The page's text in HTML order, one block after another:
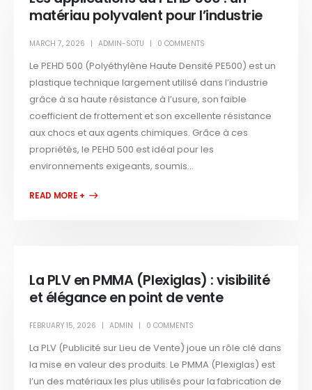
matériau polyvalent pour l’industrie
MARCH 7, 2026 ADMIN-SOTU 0 COMMENTS
Le PEHD 500 (Polyéthylène Haute Densité PE500) est un
plastique technique largement utilisé dans l’industrie
grâce à sa haute résistance à l’usure, son faible
coefficient de frottement et son excellente résistance
aux chocs et aux agents chimiques. Grâce à ces
propriétés, le PEHD 500 est idéal pour les
environnements exigeants, soumis...
READ MORE +
La PLV en PMMA (Plexiglas) : visibilité
et élégance en point de vente
FEBRUARY 15, 2026 ADMIN 0 COMMENTS
La PLV (Publicité sur Lieu de Vente) joue un rôle clé dans
la mise en valeur des produits. Le PMMA (Plexiglas) est
l’un des matériaux les plus utilisés pour la fabrication de